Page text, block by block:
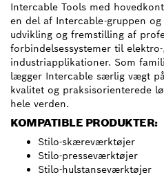
Intercable Tools med
en del af Intercable-gruppen
udvikling og fremstilling af
forbindelsessystemer til
industriapplikationer. Som
lægger Intercable særlig vægt
kvalitet og praksisorienterede
hele verden.
KOMPATIBLE PRODUKTER:
Stilo-skæreværktøjer
Stilo-presseværktøjer
Stilo-hulstanseværktøjer